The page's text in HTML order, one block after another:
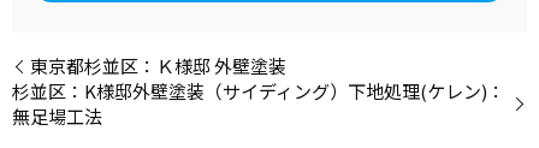
東京都杉並区：Ｋ様邸 外壁塗装
杉並区：K様邸外壁塗装（サイディング）下地処理(ケレン)：
無足場工法